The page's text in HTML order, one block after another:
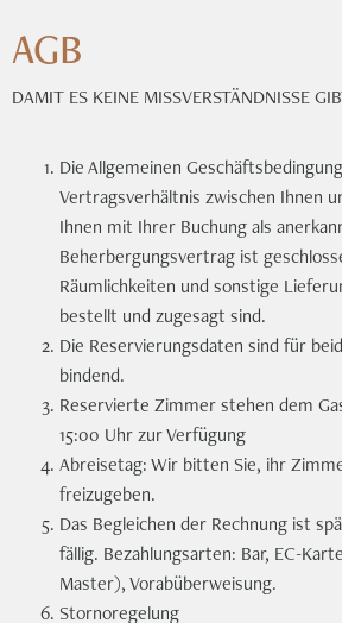
AGB
DAMIT ES KEINE MISSVERSTÄNDNISSE
Die Allgemeinen
Vertragsverhältnis zwischen Ihnen
Ihnen mit Ihrer Buchung als
Beherbergungsvertrag ist
Räumlichkeiten und sonstige
bestellt und zugesagt sind.
Die Reservierungsdaten sind für
bindend.
Reservierte Zimmer stehen dem
15:00 Uhr zur Verfügung
Abreisetag: Wir bitten Sie, ihr
freizugeben.
Das Begleichen der Rechnung ist
fällig. Bezahlungsarten: Bar, EC-
Master), Vorabüberweisung.
Stornoregelung